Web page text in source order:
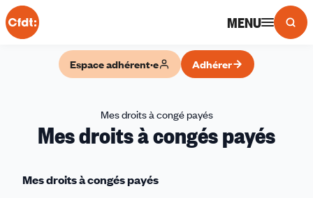
Panneau de gestion des cookies
MENU
Espace adhérent·e Adhérer
Mes droits à congé payés
Mes droits à congés payés
Mes droits à congés payés